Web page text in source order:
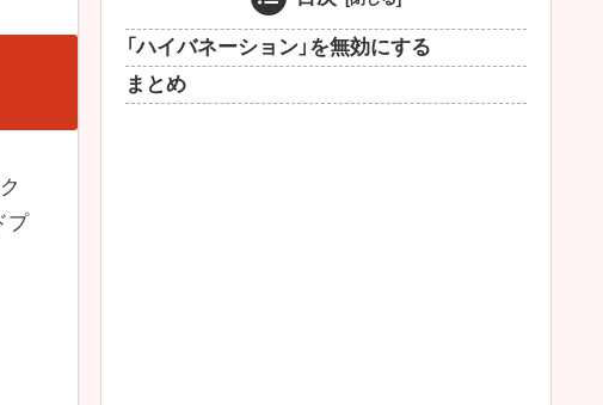
プ
「ハイバネーション」を無効にする
まとめ